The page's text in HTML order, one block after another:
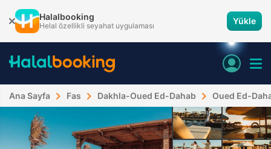
Halalbooking
Helal özellikli seyahat uygulaması Yükle
Ana Sayfa Fas Dakhla-Oued Ed-Dahab Oued Ed-